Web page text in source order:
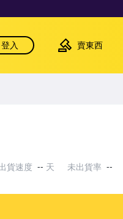
登入 賣東西
貨速度 -- 天 未出貨率 --